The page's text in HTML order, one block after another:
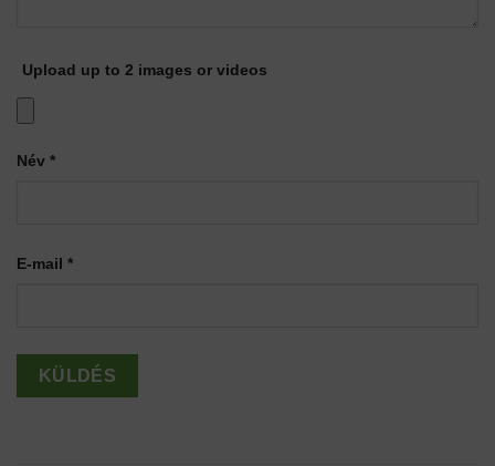
Upload up to 2 images or videos
Név *
E-mail *